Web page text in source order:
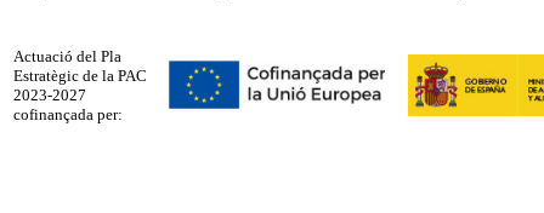
Actuació del Pla
Estratègic de la PAC
2023-2027
cofinançada per: